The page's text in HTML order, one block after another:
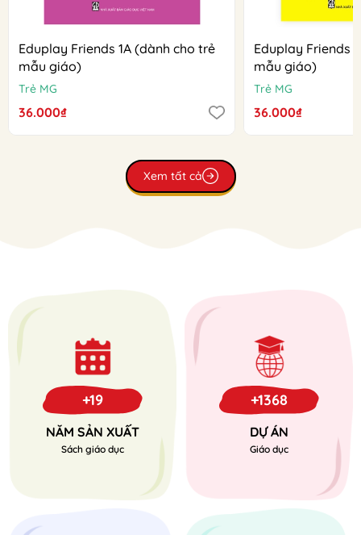
Eduplay Friends 1A (dành cho trẻ
mẫu giáo)
Trẻ MG
36.000₫
Eduplay Friends
mẫu giáo)
Trẻ MG
36.000₫
Xem tất cả
+19
NĂM SẢN XUẤT
Sách giáo dục
+1368
DỰ ÁN
Giáo dục